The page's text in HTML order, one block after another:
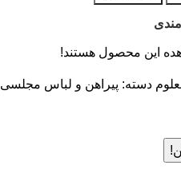
این محصول هستند!
دسته: پیراهن و لباس مجلسی